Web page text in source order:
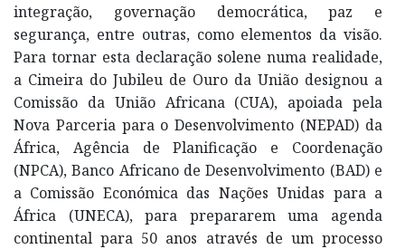
integração, governação democrática, paz e
segurança, entre outras, como elementos da visão.
Para tornar esta declaração solene numa realidade,
a Cimeira do Jubileu de Ouro da União designou a
Comissão da União Africana (CUA), apoiada pela
Nova Parceria para o Desenvolvimento (NEPAD) da
África, Agência de Planificação e Coordenação
(NPCA), Banco Africano de Desenvolvimento (BAD) e
a Comissão Económica das Nações Unidas para a
África (UNECA), para prepararem uma agenda
continental para 50 anos através de um processo